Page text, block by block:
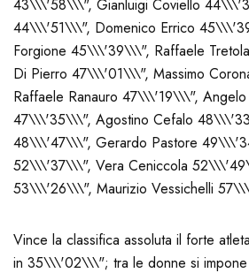
43\\\'58\\\", Gianluigi Coviello
44\\\'51\\\", Domenico Errico
Forgione 45\\\'39\\\", Raffaele
Di Pierro 47\\\'01\\\", Massimo
Raffaele Ranauro 47\\\'19\\\", Angelo
47\\\'35\\\", Agostino Cefalo
48\\\'47\\\", Gerardo Pastore
52\\\'37\\\", Vera Ceniccola
53\\\'26\\\", Maurizio Vessichelli
Vince la classifica assoluta il forte
in 35\\\'02\\\"; tra le donne si impone